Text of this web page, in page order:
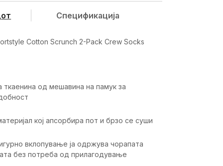
Спецификацијa
Cotton Scrunch 2-Pack Crew Socks
ткаенина од мешавина на памук за
кој апсорбира пот и брзо се суши
вклопување ја одржува чорапата
без потреба од прилагодување